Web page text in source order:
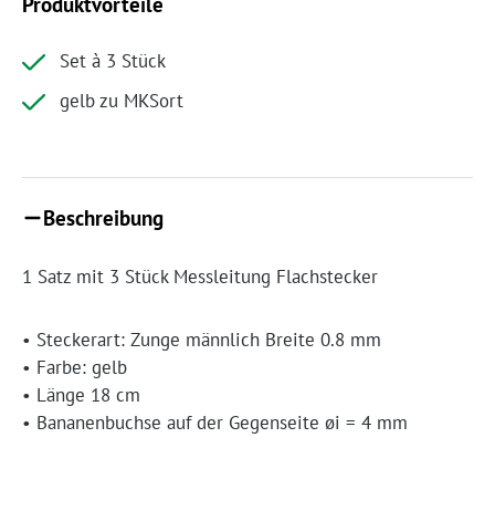
Set à 3 Stück
gelb zu MKSort
Beschreibung
1 Satz mit 3 Stück Messleitung Flachstecker
• Steckerart: Zunge männlich Breite 0.8 mm
• Farbe: gelb
• Länge 18 cm
• Bananenbuchse auf der Gegenseite øi = 4 mm